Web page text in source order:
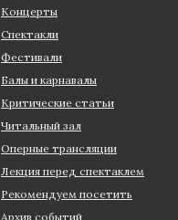
Концерты
Спектакли
Фестивали
Балы и карнавалы
Критические статьи
Читальный зал
Оперные трансляции
Лекция перед спектаклем
Рекомендуем посетить
Архив событий